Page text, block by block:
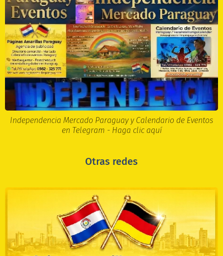
Independencia Mercado Paraguay y Calendario de Eventos
en Telegram - Haga clic aquí
Otras redes